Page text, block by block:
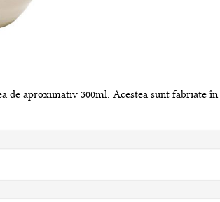
de aproximativ 300ml. Acestea sunt fabriate